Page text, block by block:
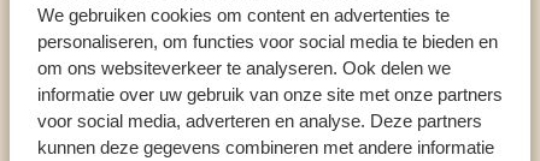
We gebruiken cookies om content en advertenties te
personaliseren, om functies voor social media te bieden en
om ons websiteverkeer te analyseren. Ook delen we
informatie over uw gebruik van onze site met onze partners
voor social media, adverteren en analyse. Deze partners
kunnen deze gegevens combineren met andere informatie
Praat met een expert
ONZE SPECIALISTEN STAAN VOOR JE KLAAR